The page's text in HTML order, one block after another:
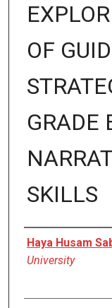
OF
GRADE
SKILLS
Author
Haya Husam
University